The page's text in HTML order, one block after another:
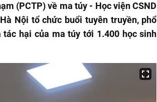
(PCTP) về ma túy - Học viện CSND
Nội tổ chức buổi tuyên truyền, phổ
hại của ma túy tới 1.400 học sinh